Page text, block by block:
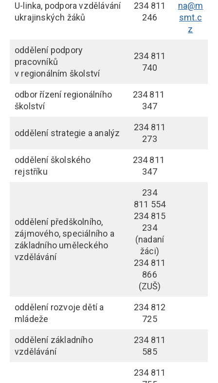
U-linka, podpora vzdělávání
ukrajinských žáků
234 811
246
na@m
smt.c
z
oddělení podpory
pracovníků
v regionálním školství
234 811
740
odbor řízení regionálního
školství
234 811
347
oddělení strategie a analýz
234 811
273
oddělení školského
rejstříku
234 811
347
oddělení předškolního,
zájmového, speciálního a
základního uměleckého
vzdělávání
234
811 554
234 815
234
(nadaní
žáci)
234 811
866
(ZUŠ)
oddělení rozvoje dětí a
mládeže
234 812
725
oddělení základního
vzdělávání
234 811
585
234 811